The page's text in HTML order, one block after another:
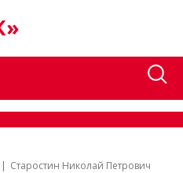
Старостин Николай Петрович